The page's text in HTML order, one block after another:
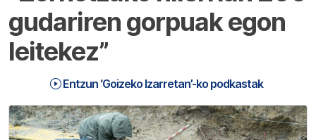
gudariren gorpuak egon
leitekez”
Entzun ‘Goizeko Izarretan’-ko podkastak